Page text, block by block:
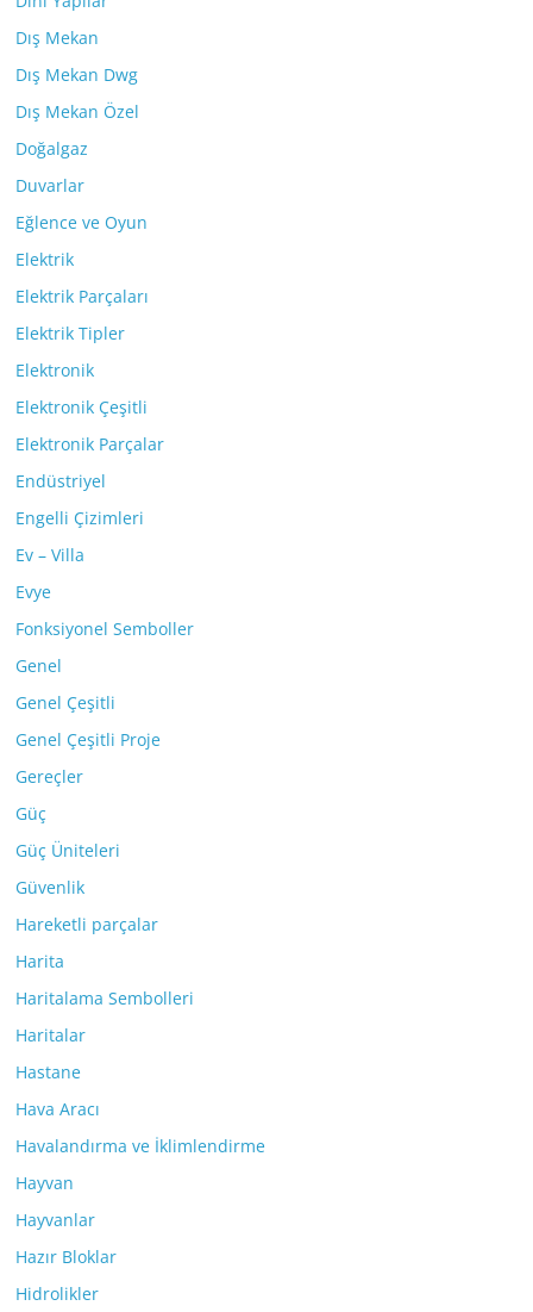
Dış Mekan
Dış Mekan Dwg
Dış Mekan Özel
Doğalgaz
Duvarlar
Eğlence ve Oyun
Elektrik
Elektrik Parçaları
Elektrik Tipler
Elektronik
Elektronik Çeşitli
Elektronik Parçalar
Endüstriyel
Engelli Çizimleri
Ev – Villa
Evye
Fonksiyonel Semboller
Genel
Genel Çeşitli
Genel Çeşitli Proje
Gereçler
Güç
Güç Üniteleri
Güvenlik
Hareketli parçalar
Harita
Haritalama Sembolleri
Haritalar
Hastane
Hava Aracı
Havalandırma ve İklimlendirme
Hayvan
Hayvanlar
Hazır Bloklar
Hidrolikler